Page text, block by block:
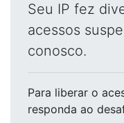
Seu IP fez
acessos
conosco.
Para liberar o
responda ao